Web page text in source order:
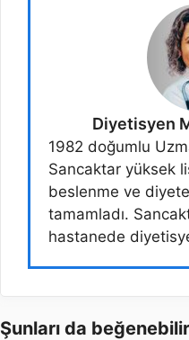
Diyetisyen
1982 doğumlu
Sancaktar yüksek
beslenme ve
tamamladı.
hastanede
Şunları da